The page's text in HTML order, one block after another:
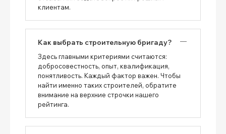
клиентам.
Как выбрать строительную бригаду?
Здесь главными критериями считаются:
добросовестность, опыт, квалификация,
понятливость. Каждый фактор важен. Чтобы
найти именно таких строителей, обратите
внимание на верхние строчки нашего
рейтинга.